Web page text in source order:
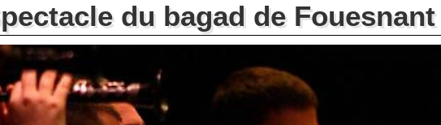
Spectacle du bagad de Fouesnant